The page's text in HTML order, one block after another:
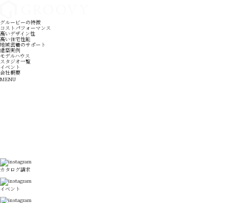
グルービーの特徴
コストパフォーマンス
高いデザイン性
高い住宅性能
地域密着のサポート
建築実例
モデルハウス
スタジオ一覧
イベント
会社概要
MENU
カタログ請求
イベント